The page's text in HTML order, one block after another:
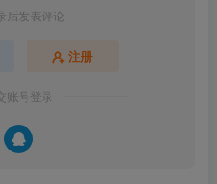
后发表评论
注册
账号登录